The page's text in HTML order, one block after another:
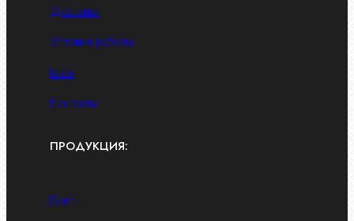
Доставка
Условия работы
Блог
Контакты
ПРОДУКЦИЯ:
Болты